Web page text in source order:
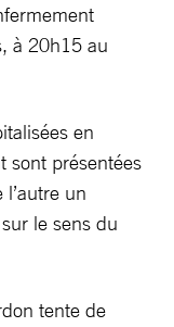
à 20h15 au
en
sont présentées
un
le sens du
tente de